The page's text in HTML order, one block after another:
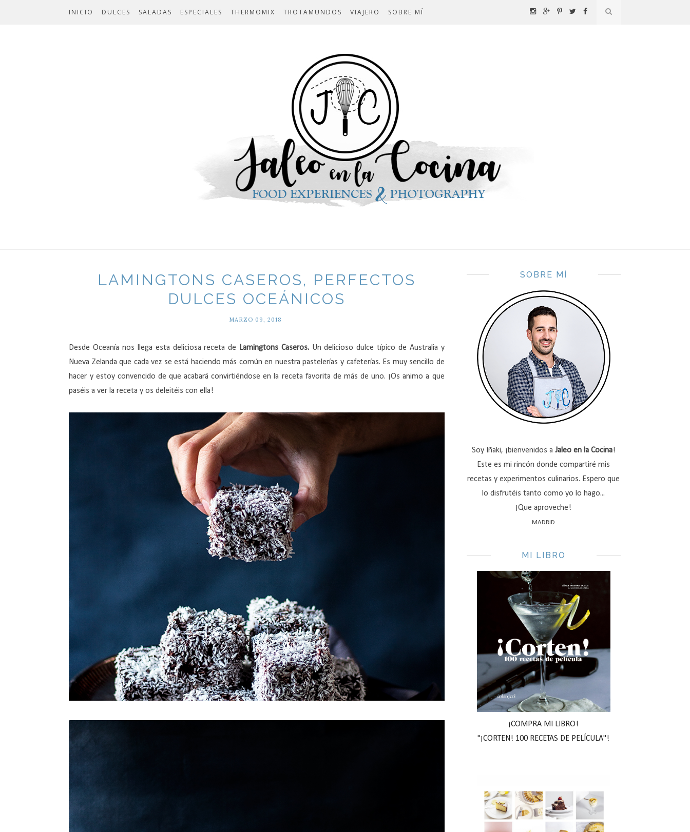
INICIO DULCES SALADAS ESPECIALES THERMOMIX TROTAMUNDOS VIAJERO SOBRE MÍ
LAMINGTONS CASEROS, PERFECTOS
DULCES OCEÁNICOS
MARZO 09, 2018
Desde Oceanía nos llega esta deliciosa receta de Lamingtons Caseros. Un delicioso dulce típico de Australia y
Nueva Zelanda que cada vez se está haciendo más común en nuestra pastelerías y cafeterías. Es muy sencillo de
hacer y estoy convencido de que acabará convirtiéndose en la receta favorita de más de uno. ¡Os animo a que
paséis a ver la receta y os deleitéis con ella!
SOBRE MÍ
Soy Iñaki, ¡bienvenidos a Jaleo en la Cocina!
Este es mi rincón donde compartiré mis
recetas y experimentos culinarios. Espero que
lo disfrutéis tanto como yo lo hago...
¡Que aproveche!
MADRID
MI LIBRO
¡COMPRA MI LIBRO!
"¡CORTEN! 100 RECETAS DE PELÍCULA"!